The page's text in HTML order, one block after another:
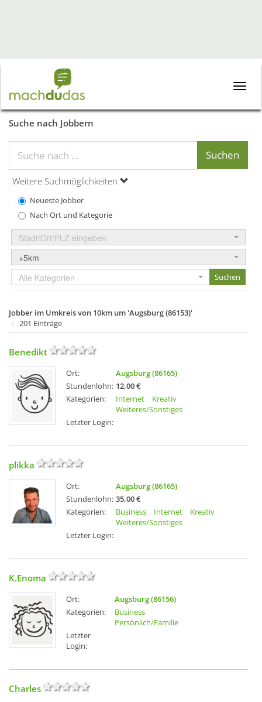
Toggle
Suche nach Jobbern
Weitere Suchmöglichkeiten
Neueste Jobber
Nach Ort und Kategorie
Stadt/Ort/PLZ eingeben
+5km
Alle Kategorien
Jobber im Umkreis von 10km um 'Augsburg (86153)'
201 Einträge
Benedikt
Ort:
Augsburg (86165)
Stundenlohn: 12,00 €
Kategorien:
Internet
Kreativ
Weiteres/Sonstiges
Letzter Login:
plikka
Ort:
Augsburg (86165)
Stundenlohn: 35,00 €
Kategorien:
Business Internet
Kreativ
Weiteres/Sonstiges
Letzter Login:
K.Enoma
Ort:
Augsburg (86156)
Kategorien:
Business
Persönlich/Familie
Letzter
Login:
Charles